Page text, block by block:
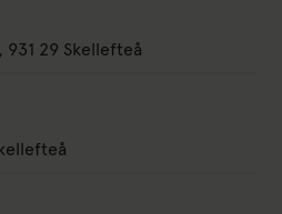
931 29 Skellefteå